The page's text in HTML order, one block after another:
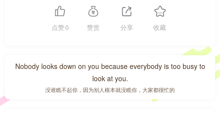
点赞0 赞赏 分享 收藏
Nobody looks down on you because everybody is too busy to
look at you.
没谁瞧不起你，因为别人根本就没瞧你，大家都很忙的